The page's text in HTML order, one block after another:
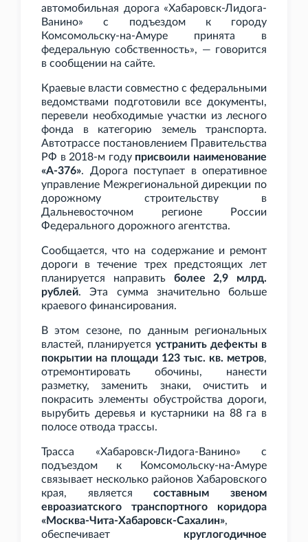
автомобильная дорога «Хабаровск-Лидога-
Ванино» с подъездом к городу
Комсомольску-на-Амуре принята в
федеральную собственность», — говорится
в сообщении на сайте.
Краевые власти совместно с федеральными
ведомствами подготовили все документы,
перевели необходимые участки из лесного
фонда в категорию земель транспорта.
Автотрассе постановлением Правительства
РФ в 2018-м году присвоили наименование
«А-376». Дорога поступает в оперативное
управление Межрегиональной дирекции по
дорожному строительству в
Дальневосточном регионе России
Федерального дорожного агентства.
Сообщается, что на содержание и ремонт
дороги в течение трех предстоящих лет
планируется направить более 2,9 млрд.
рублей. Эта сумма значительно больше
краевого финансирования.
В этом сезоне, по данным региональных
властей, планируется устранить дефекты в
покрытии на площади 123 тыс. кв. метров,
отремонтировать обочины, нанести
разметку, заменить знаки, очистить и
покрасить элементы обустройства дороги,
вырубить деревья и кустарники на 88 га в
полосе отвода трассы.
Трасса «Хабаровск-Лидога-Ванино» с
подъездом к Комсомольску-на-Амуре
связывает несколько районов Хабаровского
края, являетсясоставным звеном
евроазиатского транспортного коридора
«Москва-Чита-Хабаровск-Сахалин»,
обеспечивает круглогодичное